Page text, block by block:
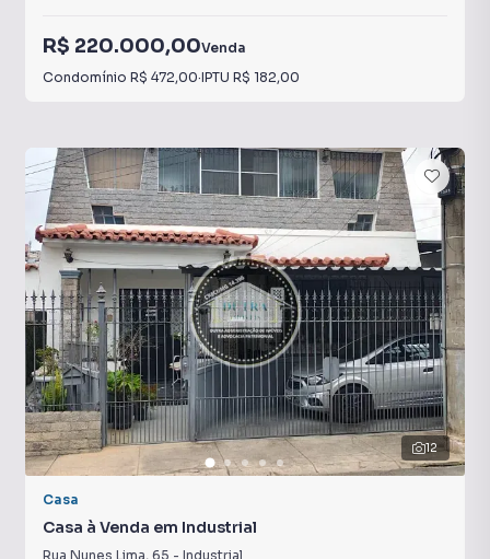
R$ 220.000,00Venda
Condomínio R$ 472,00·IPTU R$ 182,00
12
Casa
Casa à Venda em Industrial
Rua Nunes Lima, 65 - Industrial